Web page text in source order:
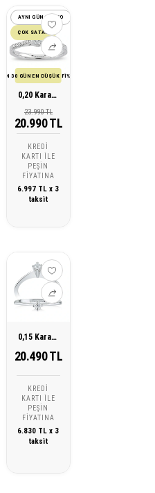
AYNI GÜN KARGO
ÇOK SATAN
SON 30 GÜN EN DÜŞÜK FİYATI
0,20 Karat Tektaş Pırlanta Yüzük
23.990 TL
20.990 TL
KREDI
KARTI ILE
PEŞIN
FIYATINA
6.997 TL x 3
taksit
0,15 Karat Tektaş Pırlanta Yüzük
20.490 TL
KREDI
KARTI ILE
PEŞIN
FIYATINA
6.830 TL x 3
taksit